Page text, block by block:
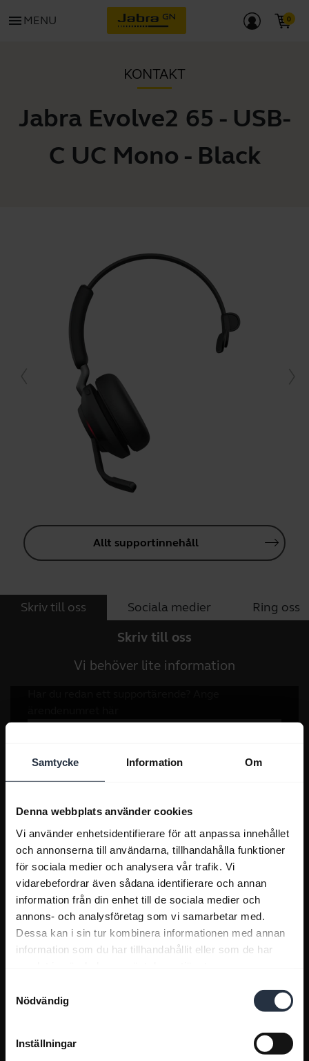
Samtycke Information Om
Denna webbplats använder cookies
Vi använder enhetsidentifierare för att anpassa innehållet
och annonserna till användarna, tillhandahålla funktioner
för sociala medier och analysera vår trafik. Vi
vidarebefordrar även sådana identifierare och annan
information från din enhet till de sociala medier och
annons- och analysföretag som vi samarbetar med.
Dessa kan i sin tur kombinera informationen med annan
information som du har tillhandahållit eller som de har
Nödvändig
Inställningar
menu MENU
KONTAKT
Jabra Evolve2 65 - USB-
C UC Mono - Black
Allt supportinnehåll
Skriv till oss Sociala medier Ring oss
Skriv till oss
Vi behöver lite information